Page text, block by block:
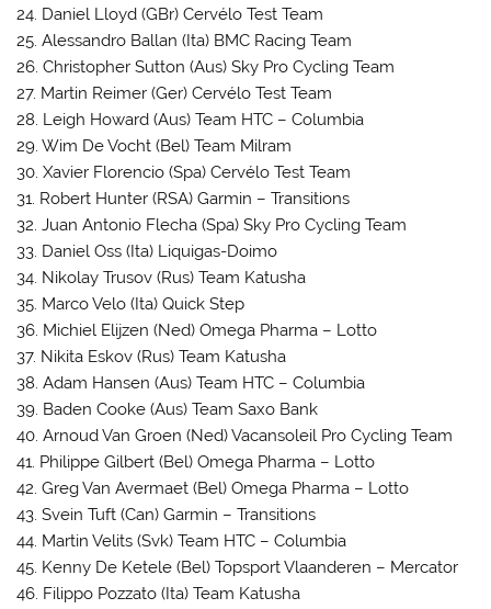
24. Daniel Lloyd (GBr) Cervélo Test Team
25. Alessandro Ballan (Ita) BMC Racing Team
26. Christopher Sutton (Aus) Sky Pro Cycling Team
27. Martin Reimer (Ger) Cervélo Test Team
28. Leigh Howard (Aus) Team HTC – Columbia
29. Wim De Vocht (Bel) Team Milram
30. Xavier Florencio (Spa) Cervélo Test Team
31. Robert Hunter (RSA) Garmin – Transitions
32. Juan Antonio Flecha (Spa) Sky Pro Cycling Team
33. Daniel Oss (Ita) Liquigas-Doimo
34. Nikolay Trusov (Rus) Team Katusha
35. Marco Velo (Ita) Quick Step
36. Michiel Elijzen (Ned) Omega Pharma – Lotto
37. Nikita Eskov (Rus) Team Katusha
38. Adam Hansen (Aus) Team HTC – Columbia
39. Baden Cooke (Aus) Team Saxo Bank
40. Arnoud Van Groen (Ned) Vacansoleil Pro Cycling Team
41. Philippe Gilbert (Bel) Omega Pharma – Lotto
42. Greg Van Avermaet (Bel) Omega Pharma – Lotto
43. Svein Tuft (Can) Garmin – Transitions
44. Martin Velits (Svk) Team HTC – Columbia
45. Kenny De Ketele (Bel) Topsport Vlaanderen – Mercator
46. Filippo Pozzato (Ita) Team Katusha